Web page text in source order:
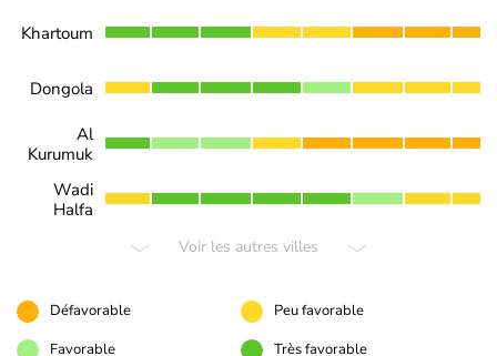
Khartoum
Dongola
Al
Kurumuk
Wadi
Halfa
Voir les autres villes
Défavorable
Peu favorable
Favorable
Très favorable